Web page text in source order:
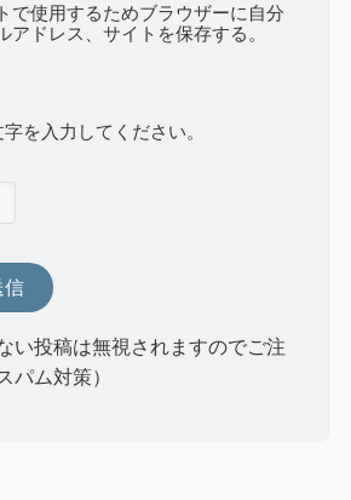
で使用するためブラウザーに自分
アドレス、サイトを保存する。
字を入力してください。
い投稿は無視されますのでご注
パム対策）